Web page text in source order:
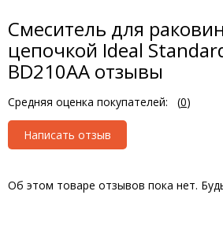
Смеситель для
цепочкой Ideal
BD210AA отзывы
Средняя оценка покупателей: (0)
Написать отзыв
Об этом товаре отзывов пока нет.